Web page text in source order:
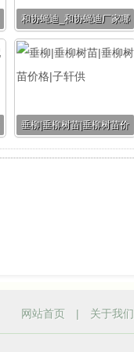
和协蝇迪_和协蝇迪厂家哪
家好_和协蝇迪多少钱_和协
供
垂柳|垂柳树苗|垂柳树苗价
网站首页 | 关于我们